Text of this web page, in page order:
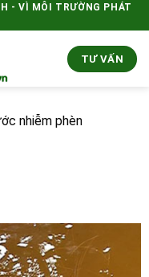
- VÌ MÔI TRƯỜNG PHÁT
TƯ VẤN
nhiễm phèn